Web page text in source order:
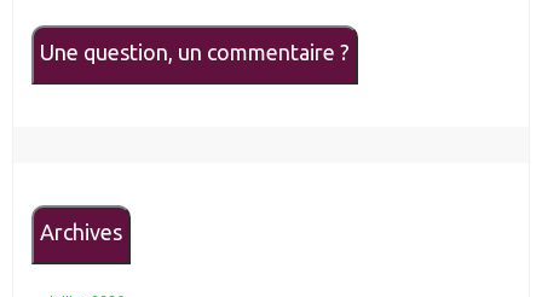
Une question, un commentaire ?
Archives